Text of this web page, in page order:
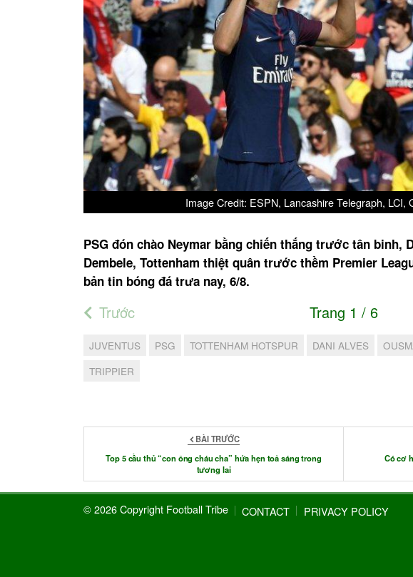
Image Credit: ESPN, Lancashire Telegraph, LCI,
PSG đón chào Neymar bằng chiến thắng trước tân binh,
Dembele, Tottenham thiệt quân trước thềm Premier
bản tin bóng đá trưa nay, 6/8.
Trước Trang 1 / 6
JUVENTUS PSG TOTTENHAM HOTSPUR DANI ALVES
TRIPPIER
BÀI TRƯỚC
Top 5 cầu thủ “con ông cháu cha” hứa hẹn toả sáng trong
tương lai
Có cơ
© 2026 Copyright Football Tribe CONTACT PRIVACY POLICY